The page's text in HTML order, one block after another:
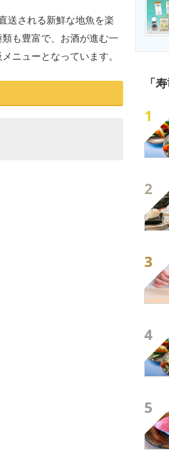
送される新鮮な地魚を楽
も豊富で、お酒が進む一
ニューとなっています。
「
1
2
3
4
5